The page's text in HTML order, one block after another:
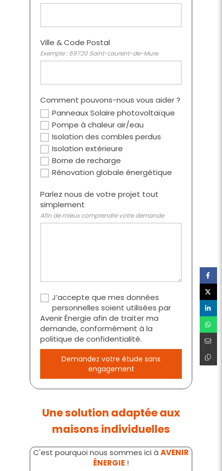
Ville & Code Postal
Exemple : 69720 Saint-Laurent-de-Mure
Comment pouvons-nous vous aider ?
Panneaux Solaire photovoltaïque
Pompe à chaleur air/eau
Isolation des combles perdus
Isolation extérieure
Borne de recharge
Rénovation globale énergétique
Parlez nous de votre projet tout
simplement
Afin de mieux comprendre votre demande
J’accepte que mes données
personnelles soient utilisées par
Avenir Énergie afin de traiter ma
demande, conformément à la
politique de confidentialité.
Demandez votre étude sans
engagement
Une solution adaptée aux
maisons individuelles
C'est pourquoi nous sommes ici à AVENIR
ÉNERGIE !